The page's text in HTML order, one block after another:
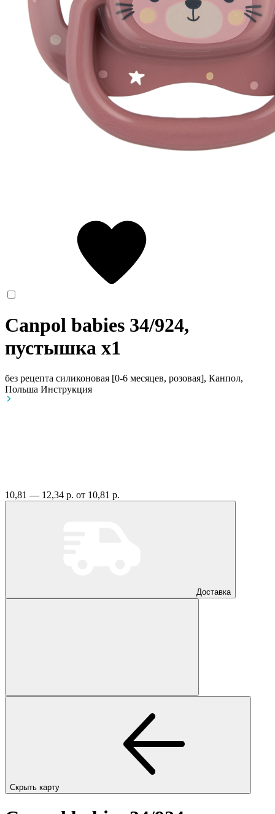
Canpol babies 34/924,
пустышка x1
без рецепта силиконовая [0-6 месяцев, розовая], Канпол,
Польша Инструкция
10,81 — 12,34 р. от 10,81 р.
Доставка
Скрыть карту